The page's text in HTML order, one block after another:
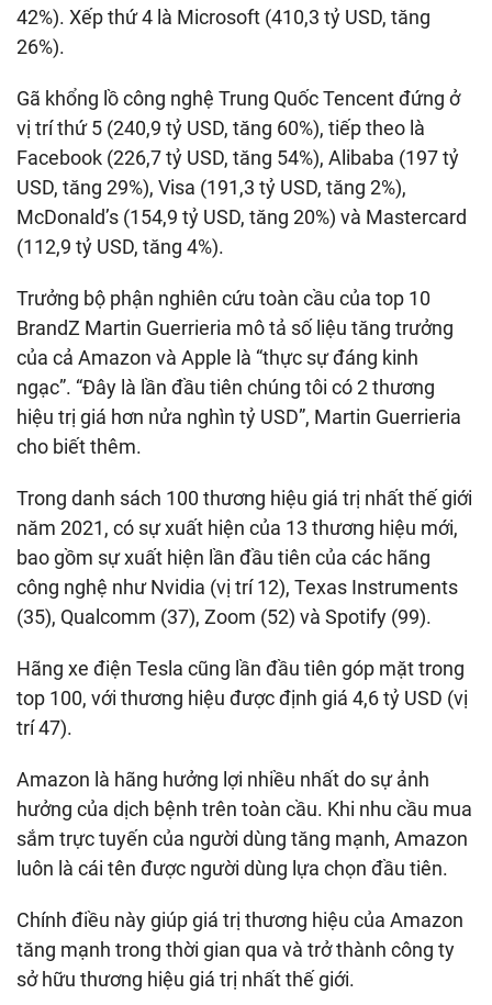
42%). Xếp thứ 4 là Microsoft (410,3 tỷ USD, tăng
26%).
Gã khổng lồ công nghệ Trung Quốc Tencent đứng ở
vị trí thứ 5 (240,9 tỷ USD, tăng 60%), tiếp theo là
Facebook (226,7 tỷ USD, tăng 54%), Alibaba (197 tỷ
USD, tăng 29%), Visa (191,3 tỷ USD, tăng 2%),
McDonald’s (154,9 tỷ USD, tăng 20%) và Mastercard
(112,9 tỷ USD, tăng 4%).
Trưởng bộ phận nghiên cứu toàn cầu của top 10
BrandZ Martin Guerrieria mô tả số liệu tăng trưởng
của cả Amazon và Apple là “thực sự đáng kinh
ngạc”. “Đây là lần đầu tiên chúng tôi có 2 thương
hiệu trị giá hơn nửa nghìn tỷ USD”, Martin Guerrieria
cho biết thêm.
Trong danh sách 100 thương hiệu giá trị nhất thế giới
năm 2021, có sự xuất hiện của 13 thương hiệu mới,
bao gồm sự xuất hiện lần đầu tiên của các hãng
công nghệ như Nvidia (vị trí 12), Texas Instruments
(35), Qualcomm (37), Zoom (52) và Spotify (99).
Hãng xe điện Tesla cũng lần đầu tiên góp mặt trong
top 100, với thương hiệu được định giá 4,6 tỷ USD (vị
trí 47).
Amazon là hãng hưởng lợi nhiều nhất do sự ảnh
hưởng của dịch bệnh trên toàn cầu. Khi nhu cầu mua
sắm trực tuyến của người dùng tăng mạnh, Amazon
luôn là cái tên được người dùng lựa chọn đầu tiên.
Chính điều này giúp giá trị thương hiệu của Amazon
tăng mạnh trong thời gian qua và trở thành công ty
sở hữu thương hiệu giá trị nhất thế giới.